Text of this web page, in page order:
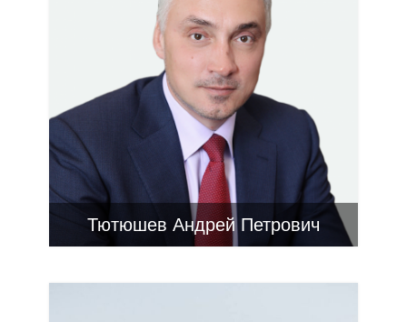
Тютюшев Андрей Петрович